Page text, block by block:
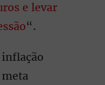
e levar
“.